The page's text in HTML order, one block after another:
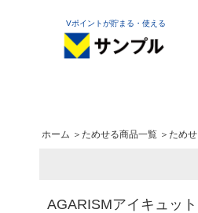
Vポイントが貯まる・使える
ホーム ＞ためせる商品一覧 ＞ため
AGARISMアイキュッ